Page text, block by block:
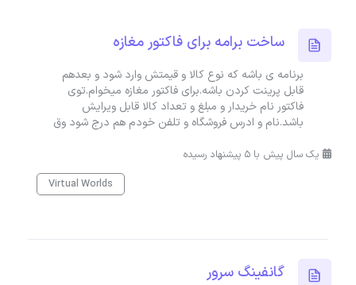
ساخت برامه برای فاکتور مغازه
برنامه ی باشه که نوع کالا و قیمتش وارد شود و بعدهم
قابل پرینت کردن باشه.برای فاکتور مغازه میخوام.توی
فاکتور نام خریدار و مبلغ و تعداد کالا قابل ویرایش
باشد.نام و ادرس فروشگاه و تلفن خودم هم درج شود وق
یک سال پیش با 5 پیشنهاد رسیده
Virtual Worlds
گانفینگ سرور